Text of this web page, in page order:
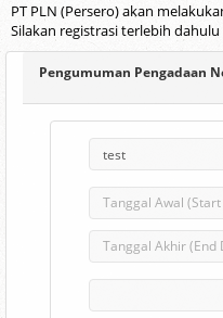
PT PLN (Persero) akan
Silakan registrasi terlebih dahulu
Pengumuman Pengadaan